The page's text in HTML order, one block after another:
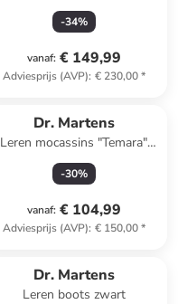
-34%
vanaf: € 149,99
Adviesprijs (AVP): € 230,00*
Dr. Martens
Leren mocassins "Temara"
zwart
-30%
vanaf: € 104,99
Adviesprijs (AVP): € 150,00*
Dr. Martens
Leren boots zwart